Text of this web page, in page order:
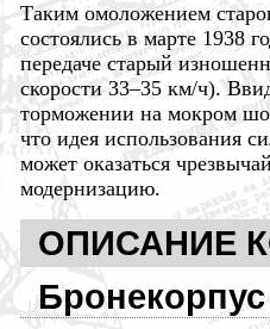
Таким омоложением
состоялись в марте 1938
передаче старый
скорости 33–35 км/ч).
торможении на мокром
что идея использования
может оказаться
модернизацию.
ОПИСАНИЕ
Бронекорпус